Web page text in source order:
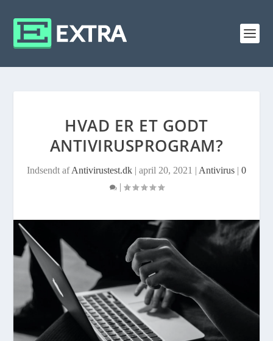
HVAD ER ET GODT
ANTIVIRUSPROGRAM?
Indsendt afAntivirustest.dk | april 20, 2021 | Antivirus | 0
|